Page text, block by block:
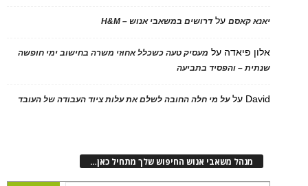
יאנא קאסםעלדרושים במשאבי אנוש – H&M
אלון פיאדה על מעסיק טעה כשכלל אחוזי משרה בחישוב ימי חופשה
שנתית – והפסיד בתביעה
David עלעל מי חלה החובה לשלם את עלות ציוד העבודה של העובד
מנהל משאבי אנוש החיפוש שלך מתחיל כאן…